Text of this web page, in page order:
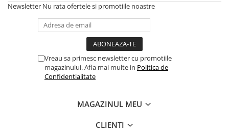
Newsletter Nu rata ofertele si promotiile noastre
Vreau sa primesc newsletter cu promotiile
magazinului. Afla mai multe in Politica de
Confidentialitate
MAGAZINUL MEU
CLIENTI